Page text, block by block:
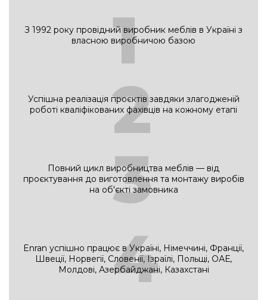
1
З 1992 року провідний виробник меблів в Україні з
власною виробничою базою
2
Успішна реалізація проєктів завдяки злагодженій
роботі кваліфікованих фахівців на кожному етапі
3
Повний цикл виробництва меблів — від
проєктування до виготовлення та монтажу виробів
на об'єкті замовника
4
Enran успішно працює в Україні, Німеччині, Франції,
Швеції, Норвегії, Словенії, Ізраїлі, Польщі, ОАЕ,
Молдові, Азербайджані, Казахстані